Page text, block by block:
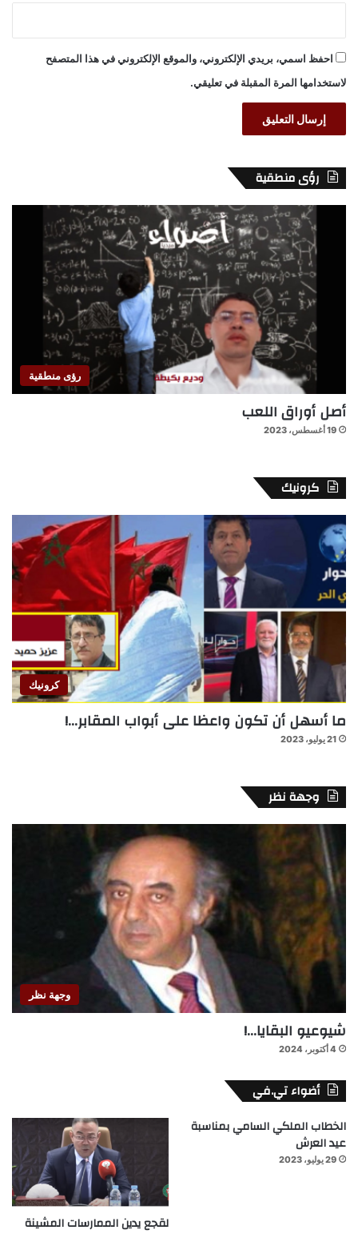
احفظ اسمي، بريدي الإلكتروني، والموقع الإلكتروني في هذا المتصفح
لاستخدامها المرة المقبلة في تعليقي.
رؤى منطقية
رؤى منطقية
أصل أوراق اللعب
19 أغسطس، 2023
كرونيك
كرونيك
ما أسهل أن تكون واعظا على أبواب المقابر…!
21 يوليو، 2023
وجهة نظر
وجهة نظر
شيوعيو البقايا…!
4 أكتوبر، 2024
أضواء تي.في
الخطاب الملكي السامي بمناسبة
عيد العرش
29 يوليو، 2023
لقجع يدين الممارسات المشينة